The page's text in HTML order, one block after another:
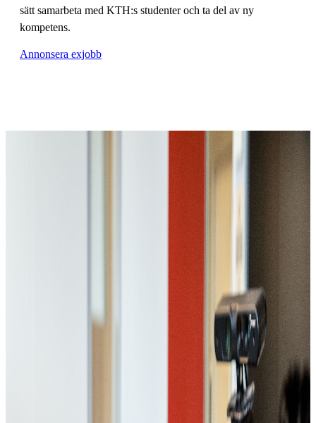
sätt samarbeta med KTH:s studenter och ta del av ny
kompetens.
Annonsera exjobb